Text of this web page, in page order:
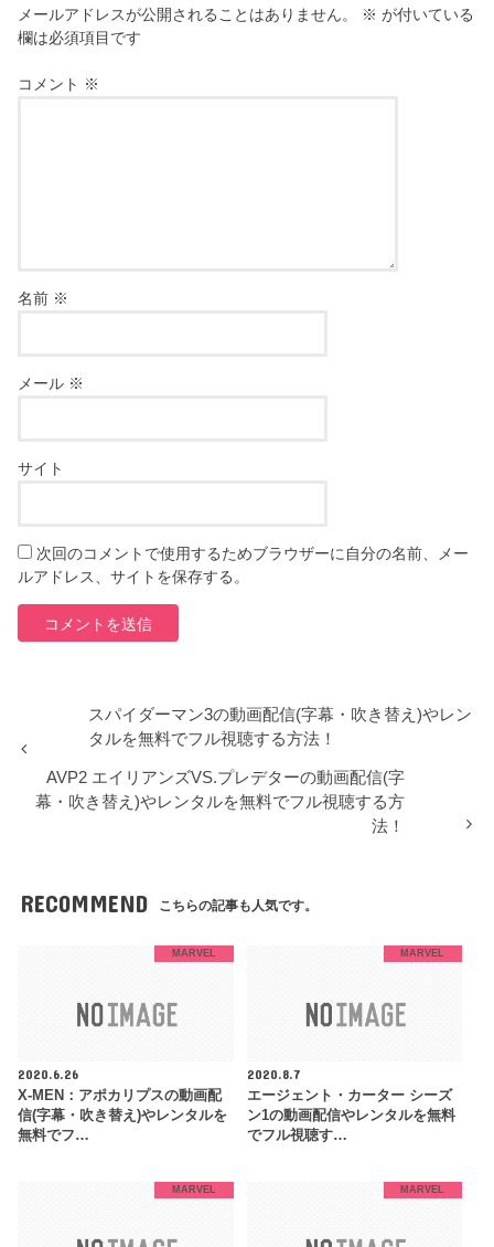
メールアドレスが公開されることはありません。 ※ が付いている
欄は必須項目です
コメント ※
名前 ※
メール ※
サイト
次回のコメントで使用するためブラウザーに自分の名前、メー
ルアドレス、サイトを保存する。
スパイダーマン3の動画配信(字幕・吹き替え)やレン
タルを無料でフル視聴する方法！
AVP2 エイリアンズVS.プレデターの動画配信(字
幕・吹き替え)やレンタルを無料でフル視聴する方
法！
RECOMMEND こちらの記事も人気です。
MARVEL
2020.6.26
X-MEN：アポカリプスの動画配
信(字幕・吹き替え)やレンタルを
無料でフ…
MARVEL
2020.8.7
エージェント・カーター シーズ
ン1の動画配信やレンタルを無料
でフル視聴す…
MARVEL MARVEL